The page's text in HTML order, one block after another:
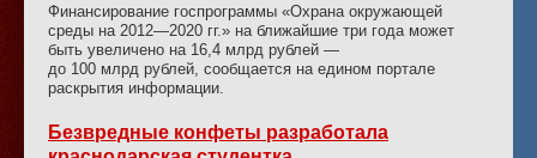
Финансирование госпрограммы «Охрана окружающей
среды на 2012—2020 гг.» на ближайшие три года может
быть увеличено на 16,4 млрд рублей —
до 100 млрд рублей, сообщается на едином портале
раскрытия информации.
Безвредные конфеты разработала